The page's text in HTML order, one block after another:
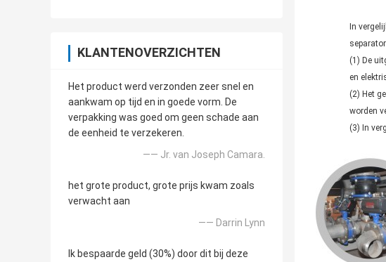
KLANTENOVERZICHTEN
Het product werd verzonden zeer snel en
aankwam op tijd en in goede vorm. De
verpakking was goed om geen schade aan
de eenheid te verzekeren.
—— Jr. van Joseph Camara.
het grote product, grote prijs kwam zoals
verwacht aan
—— Darrin Lynn
Ik bespaarde geld (30%) door dit bij deze
In
(1) De
en
(2) Het
worden
(3) In